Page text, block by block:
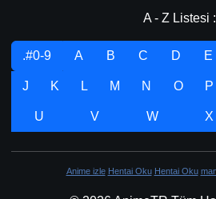
A - Z Listesi :
.#0-9 A B C D E
J K L M N O P
U V W X
Anime izle Hentai Oku Hentai Oku